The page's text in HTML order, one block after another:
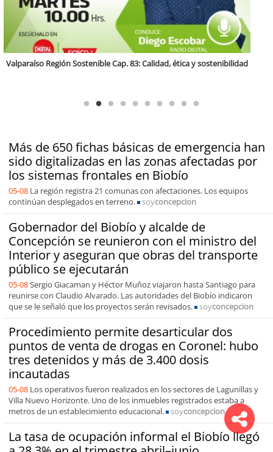
Más de 650 fichas básicas de emergencia han
sido digitalizadas en las zonas afectadas por
los sistemas frontales en Biobío
05-08 La región registra 21 comunas con afectaciones. Los equipos
continúan desplegados en terreno.
soyconcepcion
Gobernador del Biobío y alcalde de
Concepción se reunieron con el ministro del
Interior y aseguran que obras del transporte
público se ejecutarán
05-08Sergio Giacaman y Héctor Muñoz viajaron hasta Santiago para
reunirse con Claudio Alvarado. Las autoridades del Biobío indicaron
que se le señaló que los proyectos serán revisados.
soyconcepcion
Procedimiento permite desarticular dos
puntos de venta de drogas en Coronel: hubo
tres detenidos y más de 3.400 dosis
incautadas
05-08 Los operativos fueron realizados en los sectores de Lagunillas y
Villa Nuevo Horizonte. Uno de los inmuebles registrados estaba a
metros de un establecimiento educacional.
soyconcepcion
La tasa de ocupación informal el Biobío llegó